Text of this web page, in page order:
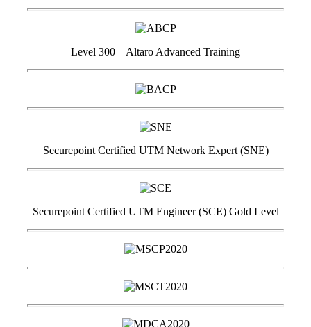
Level 300 – Altaro Advanced Training
Securepoint Certified UTM Network Expert (SNE)
Securepoint Certified UTM Engineer (SCE) Gold Level